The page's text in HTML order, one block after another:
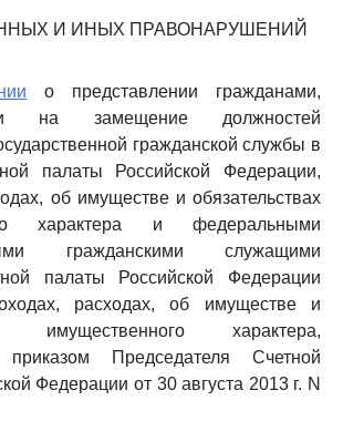
И ИНЫХ ПРАВОНАРУШЕНИЙ
о представлении гражданами,
на замещение должностей
гражданской службы в
палаты Российской Федерации,
об имуществе и обязательствах
характера и федеральными
гражданскими служащими
палаты Российской Федерации
расходах, об имуществе и
имущественного характера,
приказом Председателя Счетной
Федерации от 30 августа 2013 г. N